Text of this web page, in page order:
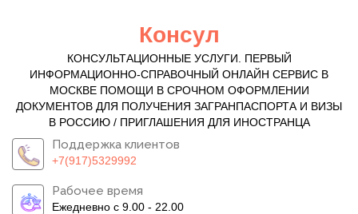
Консул
КОНСУЛЬТАЦИОННЫЕ УСЛУГИ. ПЕРВЫЙ
ИНФОРМАЦИОННО-СПРАВОЧНЫЙ ОНЛАЙН СЕРВИС В
МОСКВЕ ПОМОЩИ В СРОЧНОМ ОФОРМЛЕНИИ
ДОКУМЕНТОВ ДЛЯ ПОЛУЧЕНИЯ ЗАГРАНПАСПОРТА И ВИЗЫ
В РОССИЮ / ПРИГЛАШЕНИЯ ДЛЯ ИНОСТРАНЦА
Поддержка клиентов
+7(917)5329992
Рабочее время
Ежедневно с 9.00 - 22.00